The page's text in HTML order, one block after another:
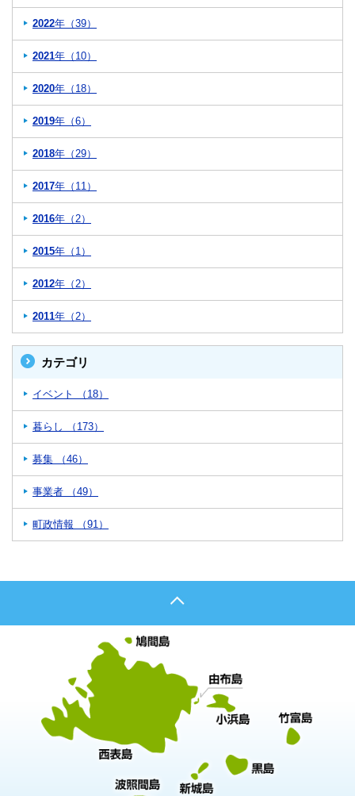
2022年（39）
2021年（10）
2020年（18）
2019年（6）
2018年（29）
2017年（11）
2016年（2）
2015年（1）
2012年（2）
2011年（2）
カテゴリ
イベント （18）
暮らし （173）
募集 （46）
事業者 （49）
町政情報 （91）